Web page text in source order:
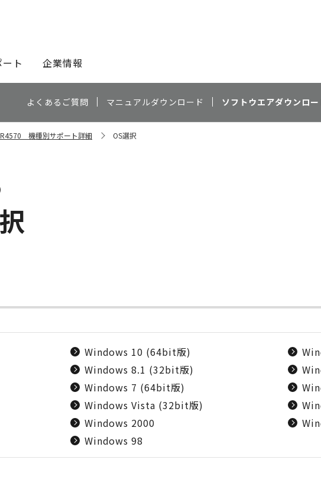
ト 企業情報
よくあるご質問 マニュアルダウンロード ソフトウエアダウンロー
機種別サポート詳細 OS選択
Windows 10 (64bit版)
Windows 8.1 (32bit版)
Windows 7 (64bit版)
Windows Vista (32bit版)
Windows 2000
Windows 98